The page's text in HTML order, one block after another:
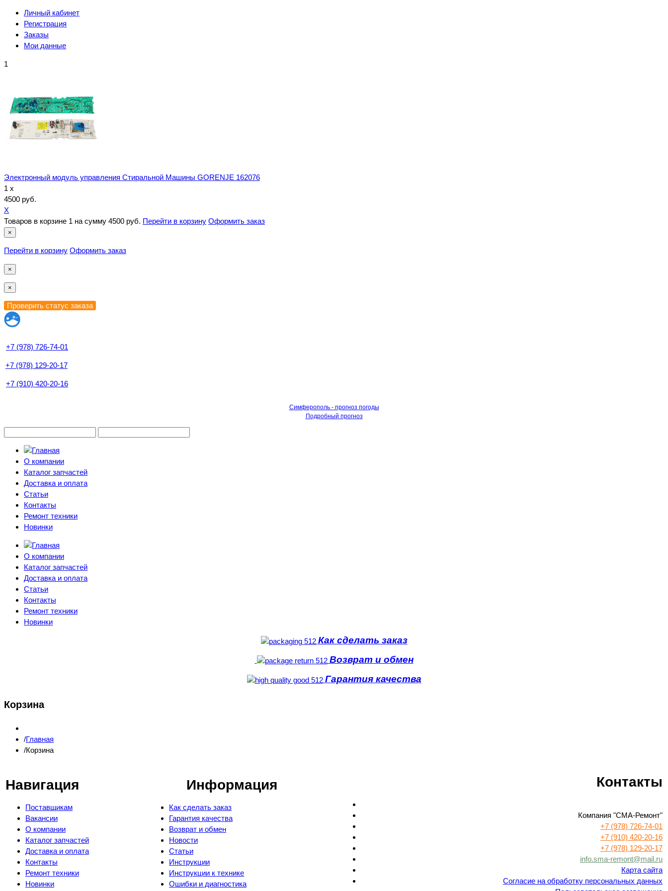
Личный кабинет
Регистрация
Заказы
Мои данные
1
Электронный модуль управления Стиральной Машины GORENJE 162076
1 x
4500 руб.
X
Товаров в корзине 1 на сумму 4500 руб. Перейти в корзину Оформить заказ
×
Перейти в корзину Оформить заказ
×
×
+7 (978) 726-74-01
+7 (978) 129-20-17
+7 (910) 420-20-16
Симферополь - прогноз погоды
Подробный прогноз
О компании
Каталог запчастей
Доставка и оплата
Статьи
Контакты
Ремонт техники
Новинки
О компании
Каталог запчастей
Доставка и оплата
Статьи
Контакты
Ремонт техники
Новинки
Как сделать заказ
Возврат и обмен
Гарантия качества
Корзина
Главная
Корзина
Навигация
Поставщикам
Вакансии
О компании
Каталог запчастей
Доставка и оплата
Контакты
Ремонт техники
Новинки
Информация
Как сделать заказ
Гарантия качества
Возврат и обмен
Новости
Статьи
Инструкции
Инструкции к технике
Ошибки и диагностика
Контакты
Компания "СМА-Ремонт"
+7 (978) 726-74-01
+7 (910) 420-20-16
+7 (978) 129-20-17
info.sma-remont@mail.ru
Карта сайта
Согласие на обработку персональных данных